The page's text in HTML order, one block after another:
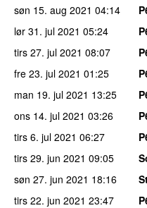
søn 15. aug 2021 04:14
lør 31. jul 2021 05:24
tirs 27. jul 2021 08:07
fre 23. jul 2021 01:25
man 19. jul 2021 13:25
ons 14. jul 2021 03:26
tirs 6. jul 2021 06:27
tirs 29. jun 2021 09:05
søn 27. jun 2021 18:16
tirs 22. jun 2021 23:47